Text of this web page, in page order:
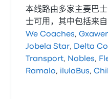
本线路由多家主要巴
士可用，其中包括来
We Coaches,
Jobela Star, Delta
Transport, Nobles,
Ramalo, ilulaBus,